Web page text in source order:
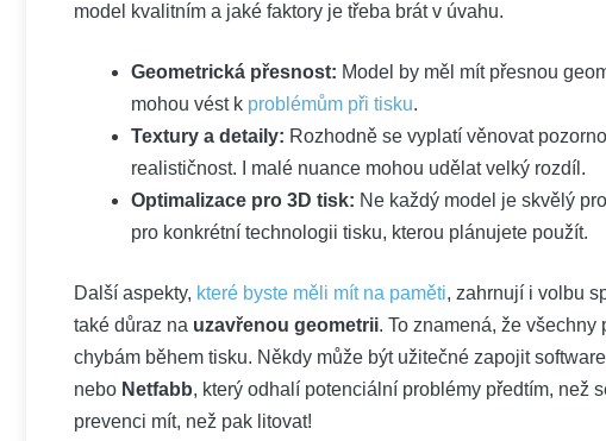
model kvalitním a jaké faktory je třeba brát v úvahu.
Geometrická přesnost: Model by měl mít přesnou
mohou vést k problémům při tisku.
Textury a detaily: Rozhodně se vyplatí věnovat
realističnost. I malé nuance mohou udělat velký rozdíl.
Optimalizace pro 3D tisk: Ne každý model je skvělý
pro konkrétní technologii tisku, kterou plánujete použít.
Další aspekty, které byste měli mít na paměti, zahrnují i volbu
také důraz na uzavřenou geometrii. To znamená, že
chybám během tisku. Někdy může být užitečné zapojit
nebo Netfabb, který odhalí potenciální problémy předtím, než
prevenci mít, než pak litovat!